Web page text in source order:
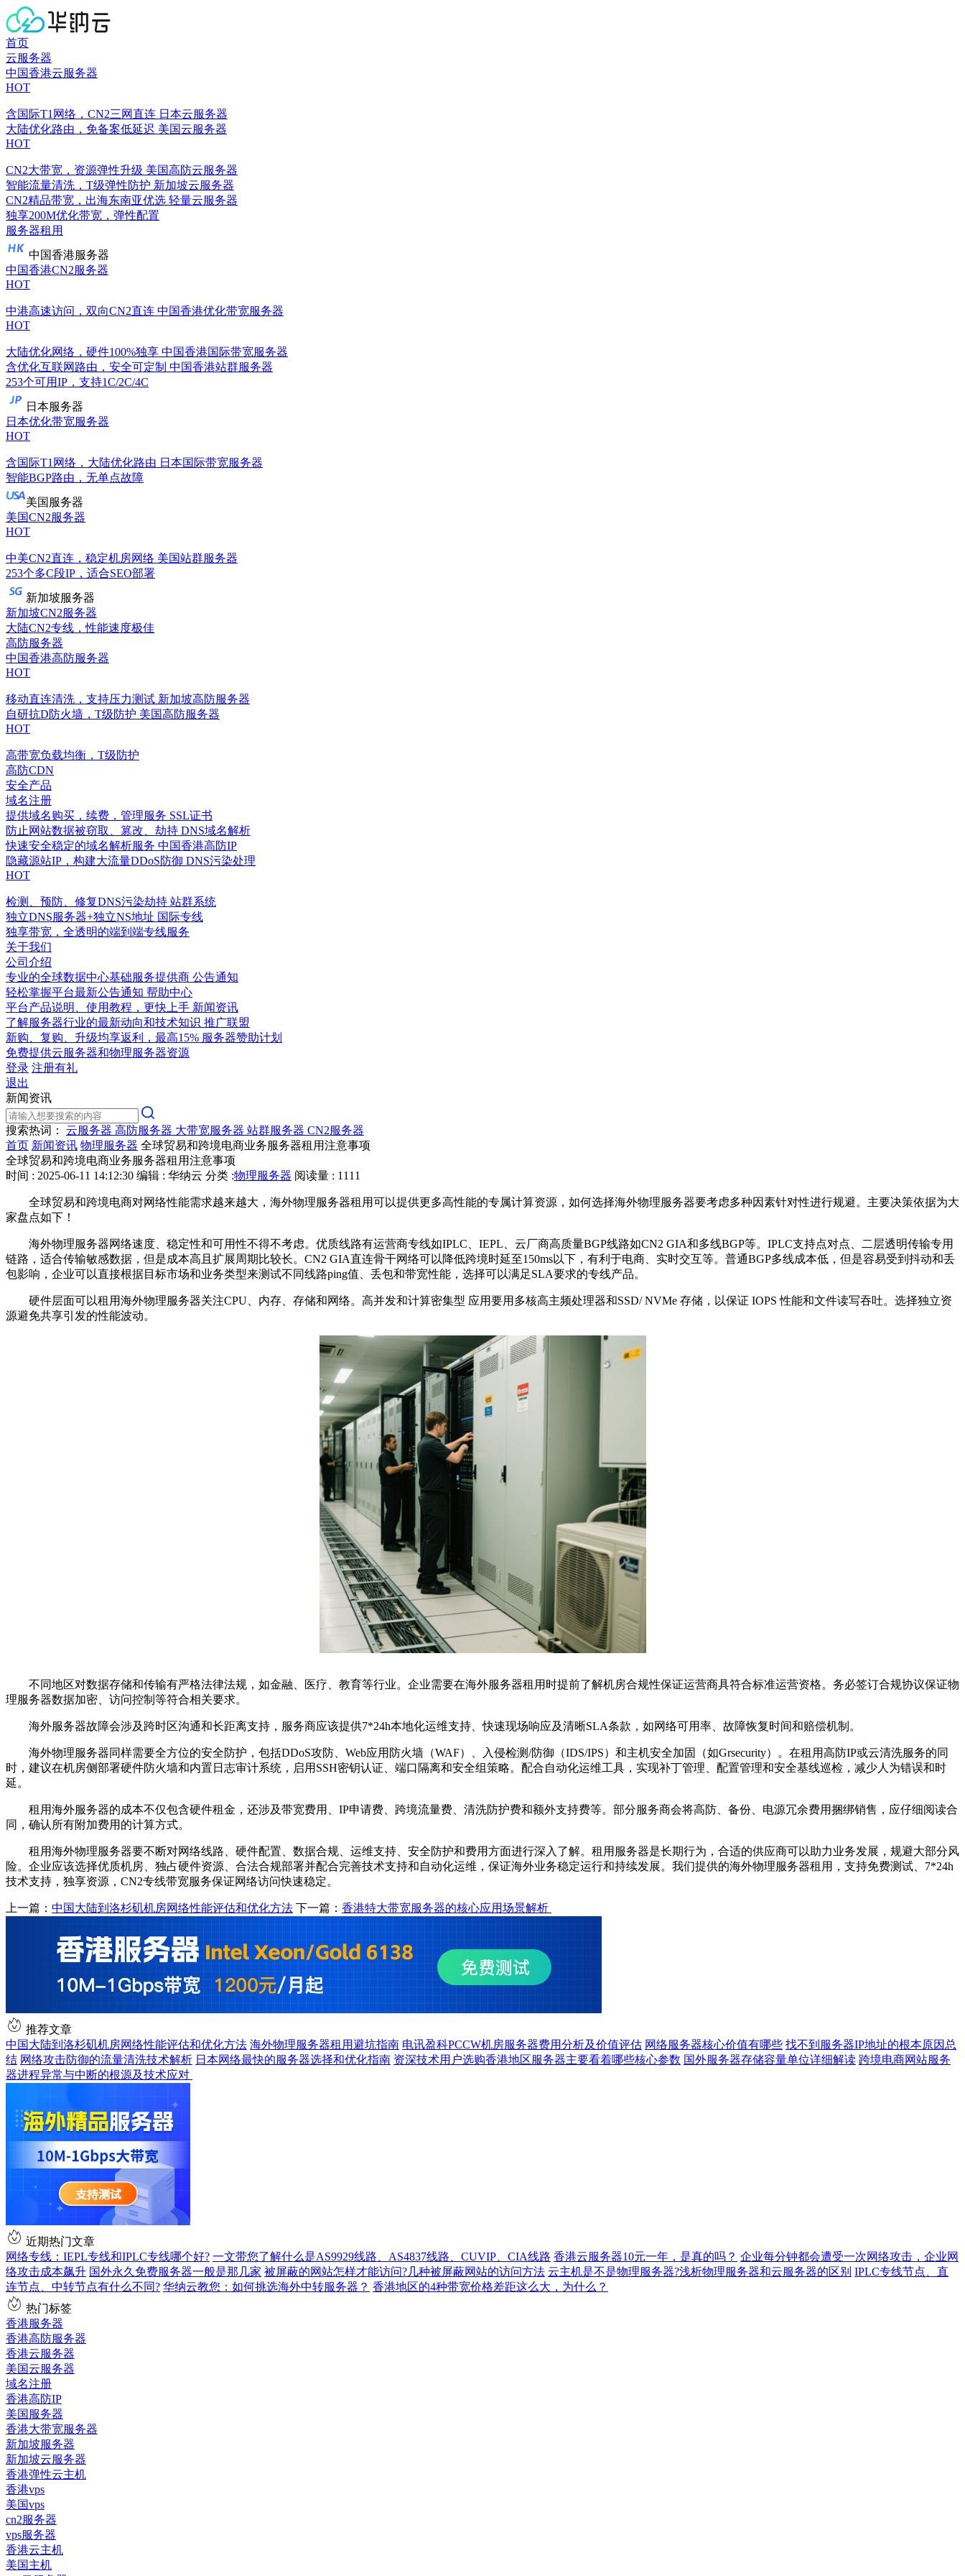
首页
云服务器
中国香港云服务器
HOT
含国际T1网络，CN2三网直连 日本云服务器
大陆优化路由，免备案低延迟 美国云服务器
HOT
CN2大带宽，资源弹性升级 美国高防云服务器
智能流量清洗，T级弹性防护 新加坡云服务器
CN2精品带宽，出海东南亚优选 轻量云服务器
独享200M优化带宽，弹性配置
服务器租用
中国香港服务器
中国香港CN2服务器
HOT
中港高速访问，双向CN2直连 中国香港优化带宽服务器
HOT
大陆优化网络，硬件100%独享 中国香港国际带宽服务器
含优化互联网路由，安全可定制 中国香港站群服务器
253个可用IP，支持1C/2C/4C
日本服务器
日本优化带宽服务器
HOT
含国际T1网络，大陆优化路由 日本国际带宽服务器
智能BGP路由，无单点故障
美国服务器
美国CN2服务器
HOT
中美CN2直连，稳定机房网络 美国站群服务器
253个多C段IP，适合SEO部署
新加坡服务器
新加坡CN2服务器
大陆CN2专线，性能速度极佳
高防服务器
中国香港高防服务器
HOT
移动直连清洗，支持压力测试 新加坡高防服务器
自研抗D防火墙，T级防护 美国高防服务器
HOT
高带宽负载均衡，T级防护
高防CDN
安全产品
域名注册
提供域名购买，续费，管理服务 SSL证书
防止网站数据被窃取、篡改、劫持 DNS域名解析
快速安全稳定的域名解析服务 中国香港高防IP
隐藏源站IP，构建大流量DDoS防御 DNS污染处理
HOT
检测、预防、修复DNS污染劫持 站群系统
独立DNS服务器+独立NS地址 国际专线
独享带宽，全透明的端到端专线服务
关于我们
公司介绍
专业的全球数据中心基础服务提供商 公告通知
轻松掌握平台最新公告通知 帮助中心
平台产品说明、使用教程，更快上手 新闻资讯
了解服务器行业的最新动向和技术知识 推广联盟
新购、复购、升级均享返利，最高15% 服务器赞助计划
免费提供云服务器和物理服务器资源
登录 注册有礼
退出
新闻资讯
搜索热词： 云服务器 高防服务器 大带宽服务器 站群服务器 CN2服务器
首页 新闻资讯 物理服务器 全球贸易和跨境电商业务服务器租用注意事项
全球贸易和跨境电商业务服务器租用注意事项
时间 : 2025-06-11 14:12:30 编辑 : 华纳云 分类 :物理服务器 阅读量 : 1111
全球贸易和跨境电商对网络性能需求越来越大，海外物理服务器租用可以提供更多高性能的专属计算资源，如何选择海外物理服务器要考虑多种因素针对性进行规避。主要决策依据为大
家盘点如下！
海外物理服务器网络速度、稳定性和可用性不得不考虑。优质线路有运营商专线如IPLC IEPL 、云厂商高质量BGP线路如CN2 GIA和多线BGP等。 IPLC支持点对点、二层透明传输专用
链路，适合传输敏感数据，但是成本高且扩展周期比较长。 CN2 GIA直连骨干网络可以降低跨境时延至150ms以下，有利于电商、实时交互等。普通BGP多线成本低，但是容易受到抖动和丢
包影响，企业可以直接根据目标市场和业务类型来测试不同线路ping值、丢包和带宽性能，选择可以满足SLA要求的专线产品。
硬件层面可以租用海外物理服务器关注CPU 、内存、存储和网络。高并发和计算密集型 应用要用多核高主频处理器和SSD/ NVMe 存储，以保证 IOPS性能和文件读写吞吐。选择独立资
源避免共享引发的性能波动。
不同地区对数据存储和传输有严格法律法规，如金融、医疗、教育等行业。企业需要在海外服务器租用时提前了解机房合规性保证运营商具符合标准运营资格。务必签订合规协议保证物
理服务器数据加密、访问控制等符合相关要求。
海外服务器故障会涉及跨时区沟通和长距离支持，服务商应该提供7*24h本地化运维支持、快速现场响应及清晰SLA条款，如网络可用率、故障恢复时间和赔偿机制。
海外物理服务器同样需要全方位的安全防护，包括DDoS攻防、 Web应用防火墙（WAF）、入侵检测/防御（IDS/IPS）和主机安全加固（如Grsecurity）。在租用高防IP或云清洗服务的同
时，建议在机房侧部署硬件防火墙和内置日志审计系统，启用 SSH密钥认证、端口隔离和安全组策略。配合自动化运维工具，实现补丁管理、配置管理和安全基线巡检，减少人为错误和时
延。
租用海外服务器的成本不仅包含硬件租金，还涉及带宽费用、 IP申请费、跨境流量费、清洗防护费和额外支持费等。部分服务商会将高防、备份、电源冗余费用捆绑销售，应仔细阅读合
同，确认所有附加费用的计算方式。
租用海外物理服务器要不断对网络线路、硬件配置、数据合规、运维支持、安全防护和费用方面进行深入了解。租用服务器是长期行为，合适的供应商可以助力业务发展，规避大部分风
险。企业应该选择优质机房、独占硬件资源、合法合规部署并配合完善技术支持和自动化运维，保证海外业务稳定运行和持续发展。我们提供的海外物理服务器租用，支持免费测试、 7*24h
技术支持，独享资源， CN2专线带宽服务保证网络访问快速稳定。
上一篇： 中国大陆到洛杉矶机房网络性能评估和优化方法 下一篇： 香港特大带宽服务器的核心应用场景解析
推荐文章
中国大陆到洛杉矶机房网络性能评估和优化方法 海外物理服务器租用避坑指南 电讯盈科PCCW机房服务器费用分析及价值评估 网络服务器核心价值有哪些 找不到服务器IP地址的根本原因总
结 网络攻击防御的流量清洗技术解析 日本网络最快的服务器选择和优化指南 资深技术用户选购香港地区服务器主要看着哪些核心参数 国外服务器存储容量单位详细解读 跨境电商网站服务
器进程异常与中断的根源及技术应对
近期热门文章
网络专线：IEPL专线和IPLC专线哪个好? 一文带您了解什么是AS9929线路、AS4837线路、CUVIP、CIA线路 香港云服务器10元一年，是真的吗？ 企业每分钟都会遭受一次网络攻击，企业网
络攻击成本飙升 国外永久免费服务器一般是那几家 被屏蔽的网站怎样才能访问?几种被屏蔽网站的访问方法 云主机是不是物理服务器?浅析物理服务器和云服务器的区别 IPLC专线节点、直
连节点、中转节点有什么不同? 华纳云教您：如何挑选海外中转服务器？ 香港地区的4种带宽价格差距这么大，为什么？
热门标签
香港服务器
香港高防服务器
香港云服务器
美国云服务器
域名注册
香港高防IP
美国服务器
香港大带宽服务器
新加坡服务器
新加坡云服务器
香港弹性云主机
香港vps
美国vps
cn2服务器
vps服务器
香港云主机
美国主机